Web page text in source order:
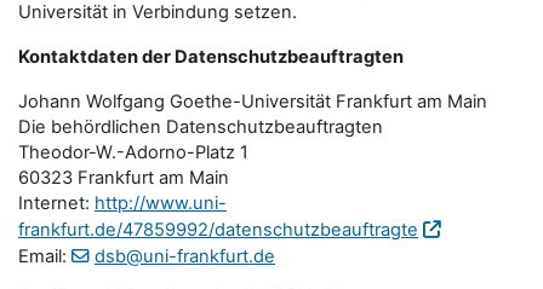
Universität in Verbindung setzen.
Kontaktdaten der Datenschutzbeauftragten
Johann Wolfgang Goethe-Universität Frankfurt am Main
Die behördlichen Datenschutzbeauftragten
Theodor-W.-Adorno-Platz 1
60323 Frankfurt am Main
Internet: http://www.uni-
frankfurt.de/47859992/datenschutzbeauftragte
Email:
dsb@uni-frankfurt.de